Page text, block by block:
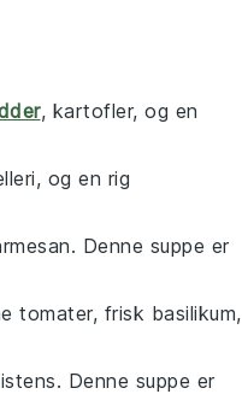
, kartofler, og en
, og en rig
. Denne suppe er
tomater, frisk basilikum,
Denne suppe er